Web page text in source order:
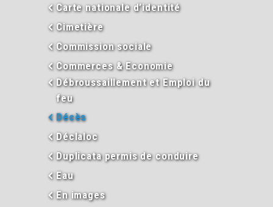
Carte nationale d’identité
Cimetière
Commission sociale
Commerces & Economie
Débroussaillement et Emploi du
feu
Décès
Déclaloc
Duplicata permis de conduire
Eau
En images